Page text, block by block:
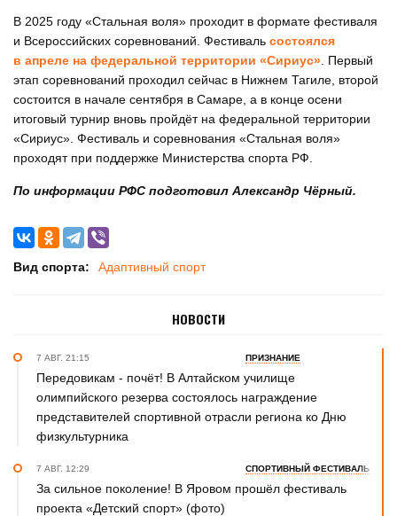
В 2025 году «Стальная воля» проходит в формате фестиваля
и Всероссийских соревнований. Фестиваль состоялся
в апреле на федеральной территории «Сириус» . Первый
этап соревнований проходил сейчас в Нижнем Тагиле, второй
состоится в начале сентября в Самаре, а в конце осени
итоговый турнир вновь пройдёт на федеральной территории
«Сириус». Фестиваль и соревнования «Стальная воля»
проходят при поддержке Министерства спорта РФ.
По информации РФС подготовил Александр Чёрный.
Вид спорта: Адаптивный спорт
НОВОСТИ
7 АВГ. 21:15 ПРИЗНАНИЕ
Передовикам - почёт! В Алтайском училище
олимпийского резерва состоялось награждение
представителей спортивной отрасли региона ко Дню
физкультурника
7 АВГ. 12:29 СПОРТИВНЫЙ ФЕСТИВАЛЬ
За сильное поколение! В Яровом прошёл фестиваль
проекта «Детский спорт» (фото)